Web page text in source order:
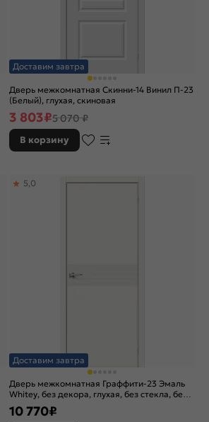
Доставим завтра
Дверь межкомнатная Скинни-14 Винил П-23
(Белый), глухая, скиновая
3 803₽5 070 ₽
В корзину
Доставим завтра
Дверь межкомнатная Граффити-23 Эмаль
Whitey, без декора, глухая, без стекла, без
кромки, каркасно-щитовая
5,0
10 770₽